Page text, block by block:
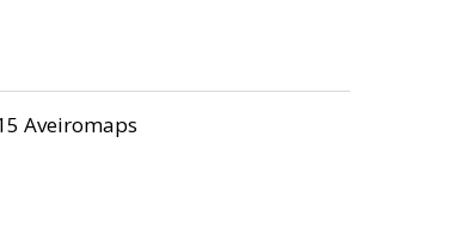
Aveiromaps